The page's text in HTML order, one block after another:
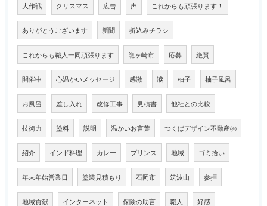
大作戦 クリスマス 広告 声 これからも頑張ります！
ありがとうございます 新聞 折込みチラシ
これからも職人一同頑張ります 龍ヶ崎市 応募 絶賛
開催中 心温かいメッセージ 感激 涙 柚子 柚子風呂
お風呂 差し入れ 改修工事 見積書 他社との比較
技術力 塗料 説明 温かいお言葉 つくばデザイン不動産㈱
紹介 インド料理 カレー プリンス 地域 ゴミ拾い
年末年始営業日 塗装見積もり 石岡市 筑波山 参拝
地域貢献 インターネット 保険の助言 職人 好感